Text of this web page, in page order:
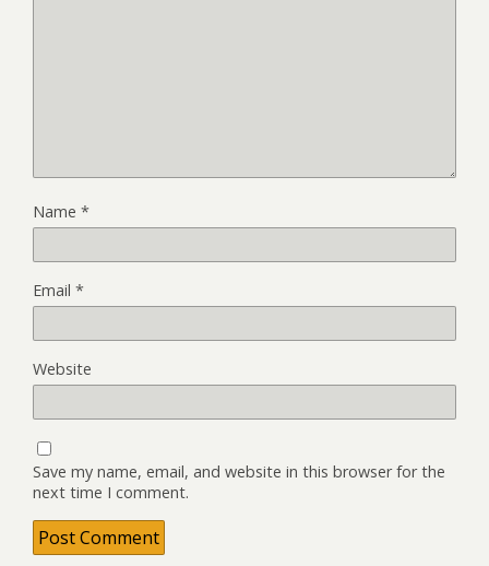
Name *
Email *
Website
Save my name, email, and website in this browser for the
next time I comment.